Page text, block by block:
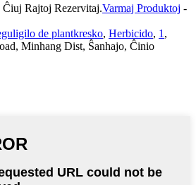
Rajtoj Rezervitaj.Varmaj Produktoj -
de plantkresko, Herbicido, 1,
Minhang Dist, Ŝanhajo, Ĉinio